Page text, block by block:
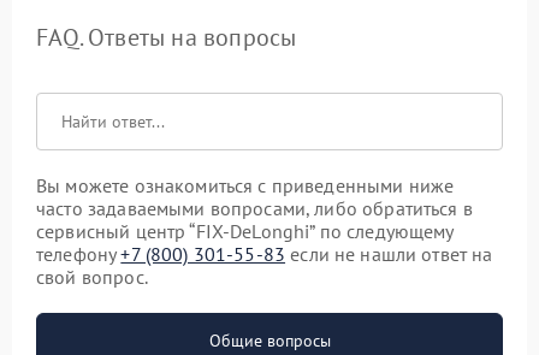
FAQ. Ответы на вопросы
Вы можете ознакомиться с приведенными ниже
часто задаваемыми вопросами, либо обратиться в
сервисный центр “FIX-DeLonghi” по следующему
телефону+7 (800) 301-55-83 если не нашли ответ на
свой вопрос.
Общие вопросы